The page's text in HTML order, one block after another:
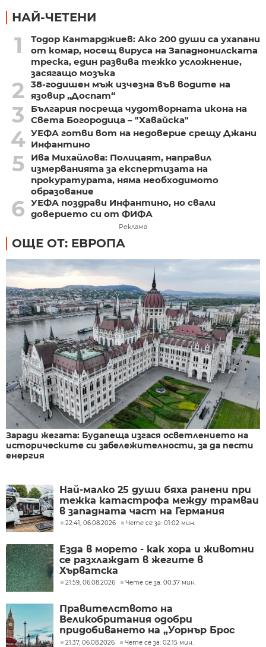
НАЙ-ЧЕТЕНИ
1
Тодор Кантарджиев: Ако 200 души са ухапани
от комар, носещ вируса на Западнонилската
треска, един развива тежко усложнение,
засягащо мозъка
2
38-годишен мъж изчезна във водите на
язовир „Доспат“
3
България посреща чудотворната икона на
Света Богородица – "Хавайска"
4 УЕФА готви вот на недоверие срещу Джани
Инфантино
5
Ива Михайлова: Полицаят, направил
измерванията за експертизата на
прокуратурата, няма необходимото
образование
6 УЕФА поздрави Инфантино, но свали
доверието си от ФИФА
Реклама
ОЩЕ ОТ: ЕВРОПА
Заради жегата: Будапеща изгася осветлението на
историческите си забележителности, за да пести
енергия
Най-малко 25 души бяха ранени при
тежка катастрофа между трамваи
в западната част на Германия
22:41, 06.08.2026 Чете се за: 01:02 мин.
Езда в морето - как хора и животни
се разхлаждат в жегите в
Хърватска
21:59, 06.08.2026 Чете се за: 00:37 мин.
Правителството на
Великобритания одобри
придобиването на „Уорнър Брос
Дискавъри“ от „Парамаунт“ за 110
21:37, 06.08.2026 Чете се за: 02:15 мин.